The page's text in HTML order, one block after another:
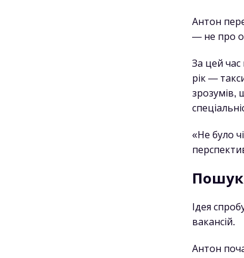
Антон
— не про
За цей
рік —
зрозумів,
«Не було
Ідея
вакансій.
Антон